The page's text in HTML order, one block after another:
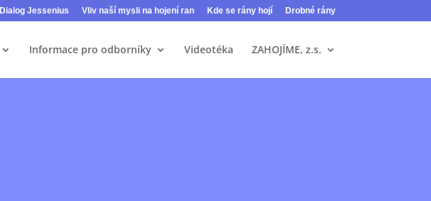
Dialog Jessenius Vliv naší mysli na hojení ran Kde se rány hojí Drobné rány
Informace pro odborníky Videotéka ZAHOJÍME, z.s.